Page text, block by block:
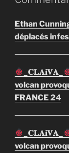
Ethan
déplacés
_𝐂𝐋𝐀𝐢𝐕𝐀_
volcan
FRANCE 24
_𝐂𝐋𝐀𝐢𝐕𝐀_
volcan